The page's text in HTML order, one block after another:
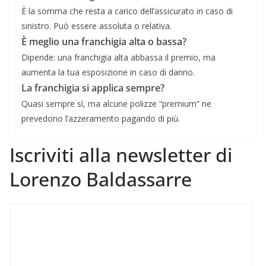
È la somma che resta a carico dell’assicurato in caso di
sinistro. Può essere assoluta o relativa.
È meglio una franchigia alta o bassa?
Dipende: una franchigia alta abbassa il premio, ma
aumenta la tua esposizione in caso di danno.
La franchigia si applica sempre?
Quasi sempre sì, ma alcune polizze “premium” ne
prevedono l’azzeramento pagando di più.
Iscriviti alla newsletter di
Lorenzo Baldassarre